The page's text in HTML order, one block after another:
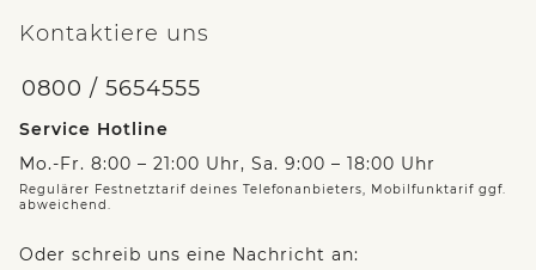
Kontaktiere uns
0800 / 5654555
Service Hotline
Mo.-Fr. 8:00 – 21:00 Uhr, Sa. 9:00 – 18:00 Uhr
Regulärer Festnetztarif deines Telefonanbieters, Mobilfunktarif ggf.
abweichend.
Oder schreib uns eine Nachricht an: